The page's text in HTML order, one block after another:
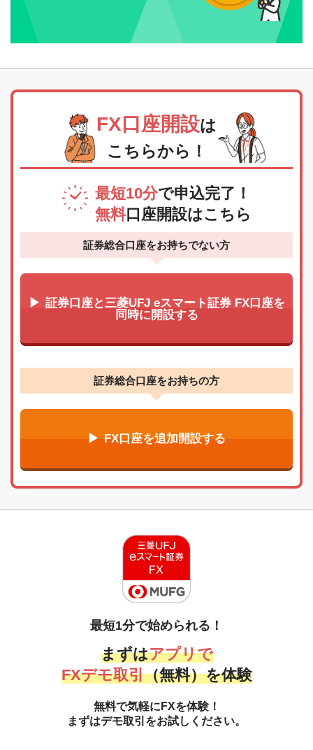
FX口座開設は
こちらから！
最短10分で申込完了！
無料口座開設はこちら
証券総合口座をお持ちでない方
証券口座と三菱UFJ eスマート証券 FX口座を
同時に開設する
証券総合口座をお持ちの方
FX口座を追加開設する
最短1分で始められる！
まずはアプリで
FXデモ取引（無料）を体験
無料で気軽にFXを体験！
まずはデモ取引をお試しください。